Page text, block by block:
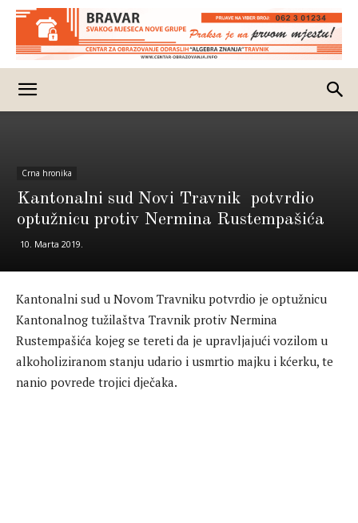
Crna hronika
Kantonalni sud Novi Travnik potvrdio
optužnicu protiv Nermina Rustempašića
10. Marta 2019.
Kantonalni sud u Novom Travniku potvrdio je optužnicu
Kantonalnog tužilaštva Travnik protiv Nermina
Rustempašića kojeg se tereti da je upravljajući vozilom u
alkoholiziranom stanju udario i usmrtio majku i kćerku, te
nanio povrede trojici dječaka.